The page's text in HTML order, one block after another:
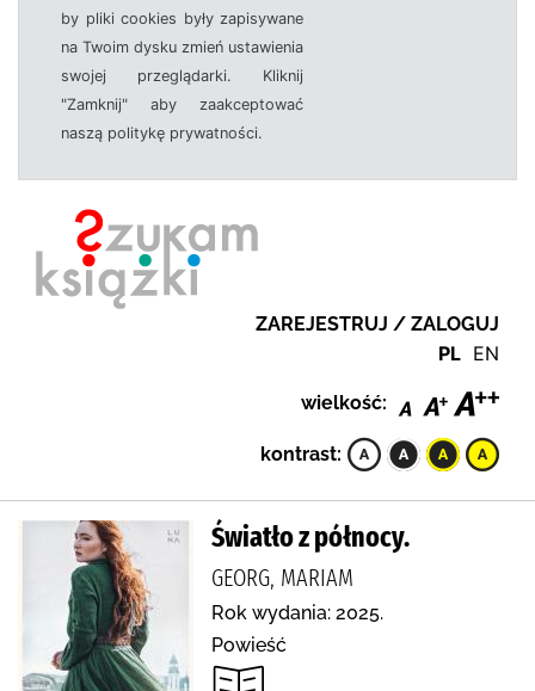
by pliki cookies były zapisywane
na Twoim dysku zmień ustawienia
swojej przeglądarki. Kliknij
"Zamknij" aby zaakceptować
naszą politykę prywatności.
ZAREJESTRUJ / ZALOGUJ
PL EN
wielkość:
kontrast:
Światło z północy.
GEORG, MARIAM
Rok wydania: 2025.
Powieść